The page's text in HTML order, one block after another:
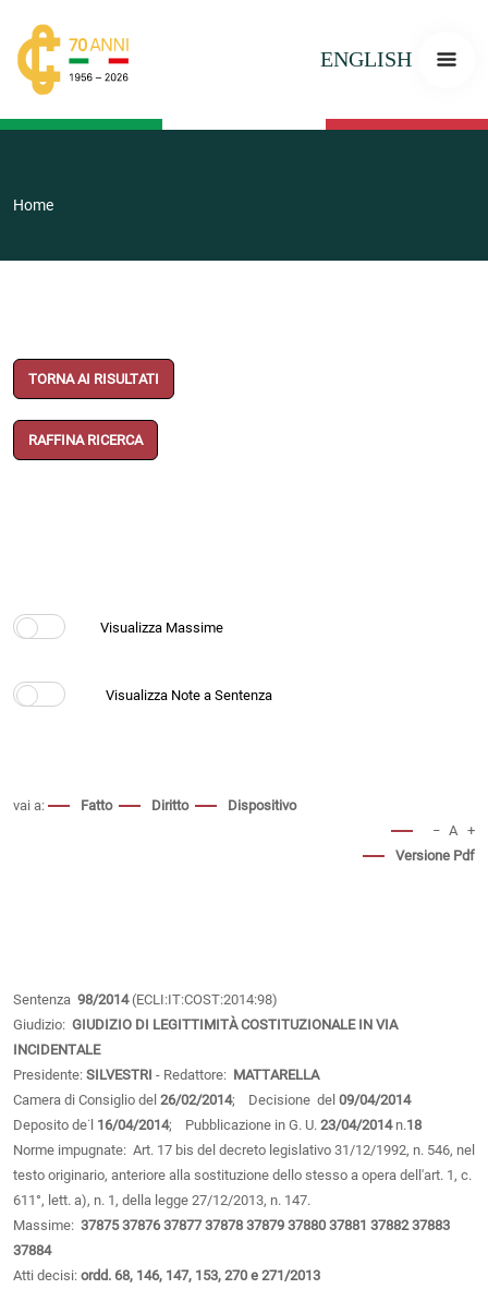
ENGLISH
Home
TORNA AI RISULTATI
RAFFINA RICERCA
vai a: Fatto Diritto
Dispositivo
− A +
Versione Pdf
Sentenza 98/2014(ECLI:IT:COST:2014:98)
Giudizio: GIUDIZIO DI LEGITTIMITÀ COSTITUZIONALE IN VIA
INCIDENTALE
Presidente: SILVESTRI - Redattore: MATTARELLA
Camera di Consiglio del 26/02/2014; Decisione del 09/04/2014
Deposito de˙l 16/04/2014; Pubblicazione in G. U. 23/04/2014n.18
Norme impugnate: Art. 17 bis del decreto legislativo 31/12/1992, n. 546, nel
testo originario, anteriore alla sostituzione dello stesso a opera dell'art. 1, c.
611°, lett. a), n. 1, della legge 27/12/2013, n. 147.
Massime: 37875 37876 37877 37878 37879 37880 37881 37882 37883
37884
Atti decisi: ordd. 68, 146, 147, 153, 270 e 271/2013